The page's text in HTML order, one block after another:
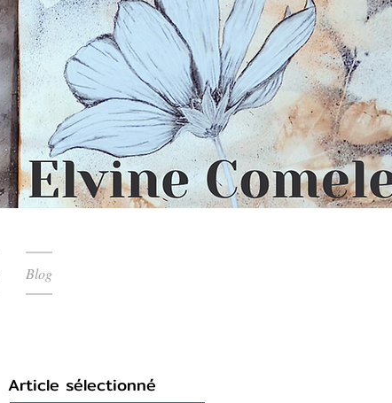
Blog
Article sélectionné